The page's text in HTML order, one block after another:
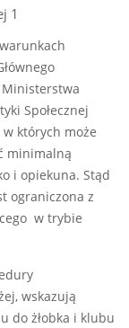
1
Społecznej
których może
minimalną
i opiekuna. Stąd
ograniczona z
w trybie
wskazują
do żłobka i klubu